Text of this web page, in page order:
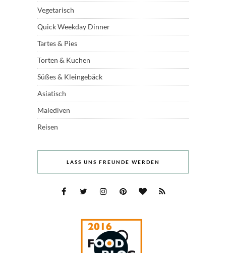
Vegetarisch
Quick Weekday Dinner
Tartes & Pies
Torten & Kuchen
Süßes & Kleingebäck
Asiatisch
Malediven
Reisen
LASS UNS FREUNDE WERDEN